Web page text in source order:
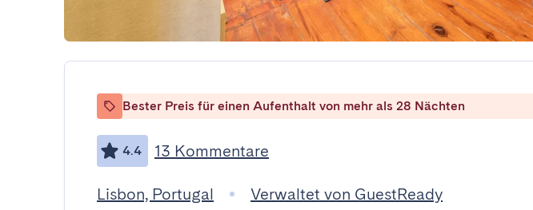
Bester Preis für einen Aufenthalt von mehr als 28 Nächten
4.4 13 Kommentare
Lisbon, Portugal Verwaltet von GuestReady